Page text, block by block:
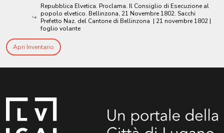
Repubblica Elvetica. Proclama. Il Consiglio di Esecuzione al
popolo elvetico. Bellinzona, 21 Novembre 1802. Sacchi
Prefetto Naz. del Cantone di Bellinzona | 21 novembre 1802 |
foglio volante
Apri Inventario